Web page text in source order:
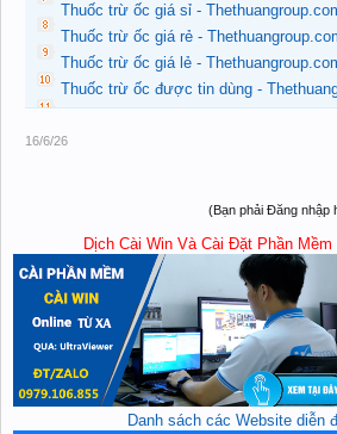
Thuốc trừ ốc giá sỉ -
Thuốc trừ ốc giá rẻ -
Thuốc trừ ốc giá lẻ -
Thuốc trừ ốc được tin dùng -
16/6/26
(Bạn phải Đăng nhập
Dịch Cài Win Và Cài Đặt Phần
Danh sách các Website diễn